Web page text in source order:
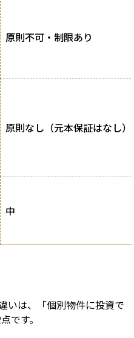
原則不可・制限あり
原則なし（元本保証はなし）
中
いは、「個別物件に投資で
です。